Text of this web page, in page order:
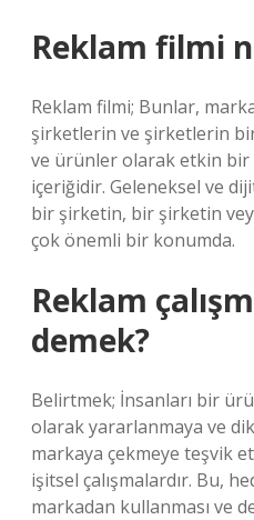
Reklam filmi
Reklam filmi; Bunlar,
şirketlerin ve şirketlerin
ve ürünler olarak etkin bir
içeriğidir. Geleneksel ve
bir şirketin, bir şirketin
çok önemli bir konumda.
Reklam
demek?
Belirtmek; İnsanları bir
olarak yararlanmaya ve
markaya çekmeye teşvik
işitsel çalışmalardır. Bu,
markadan kullanması ve